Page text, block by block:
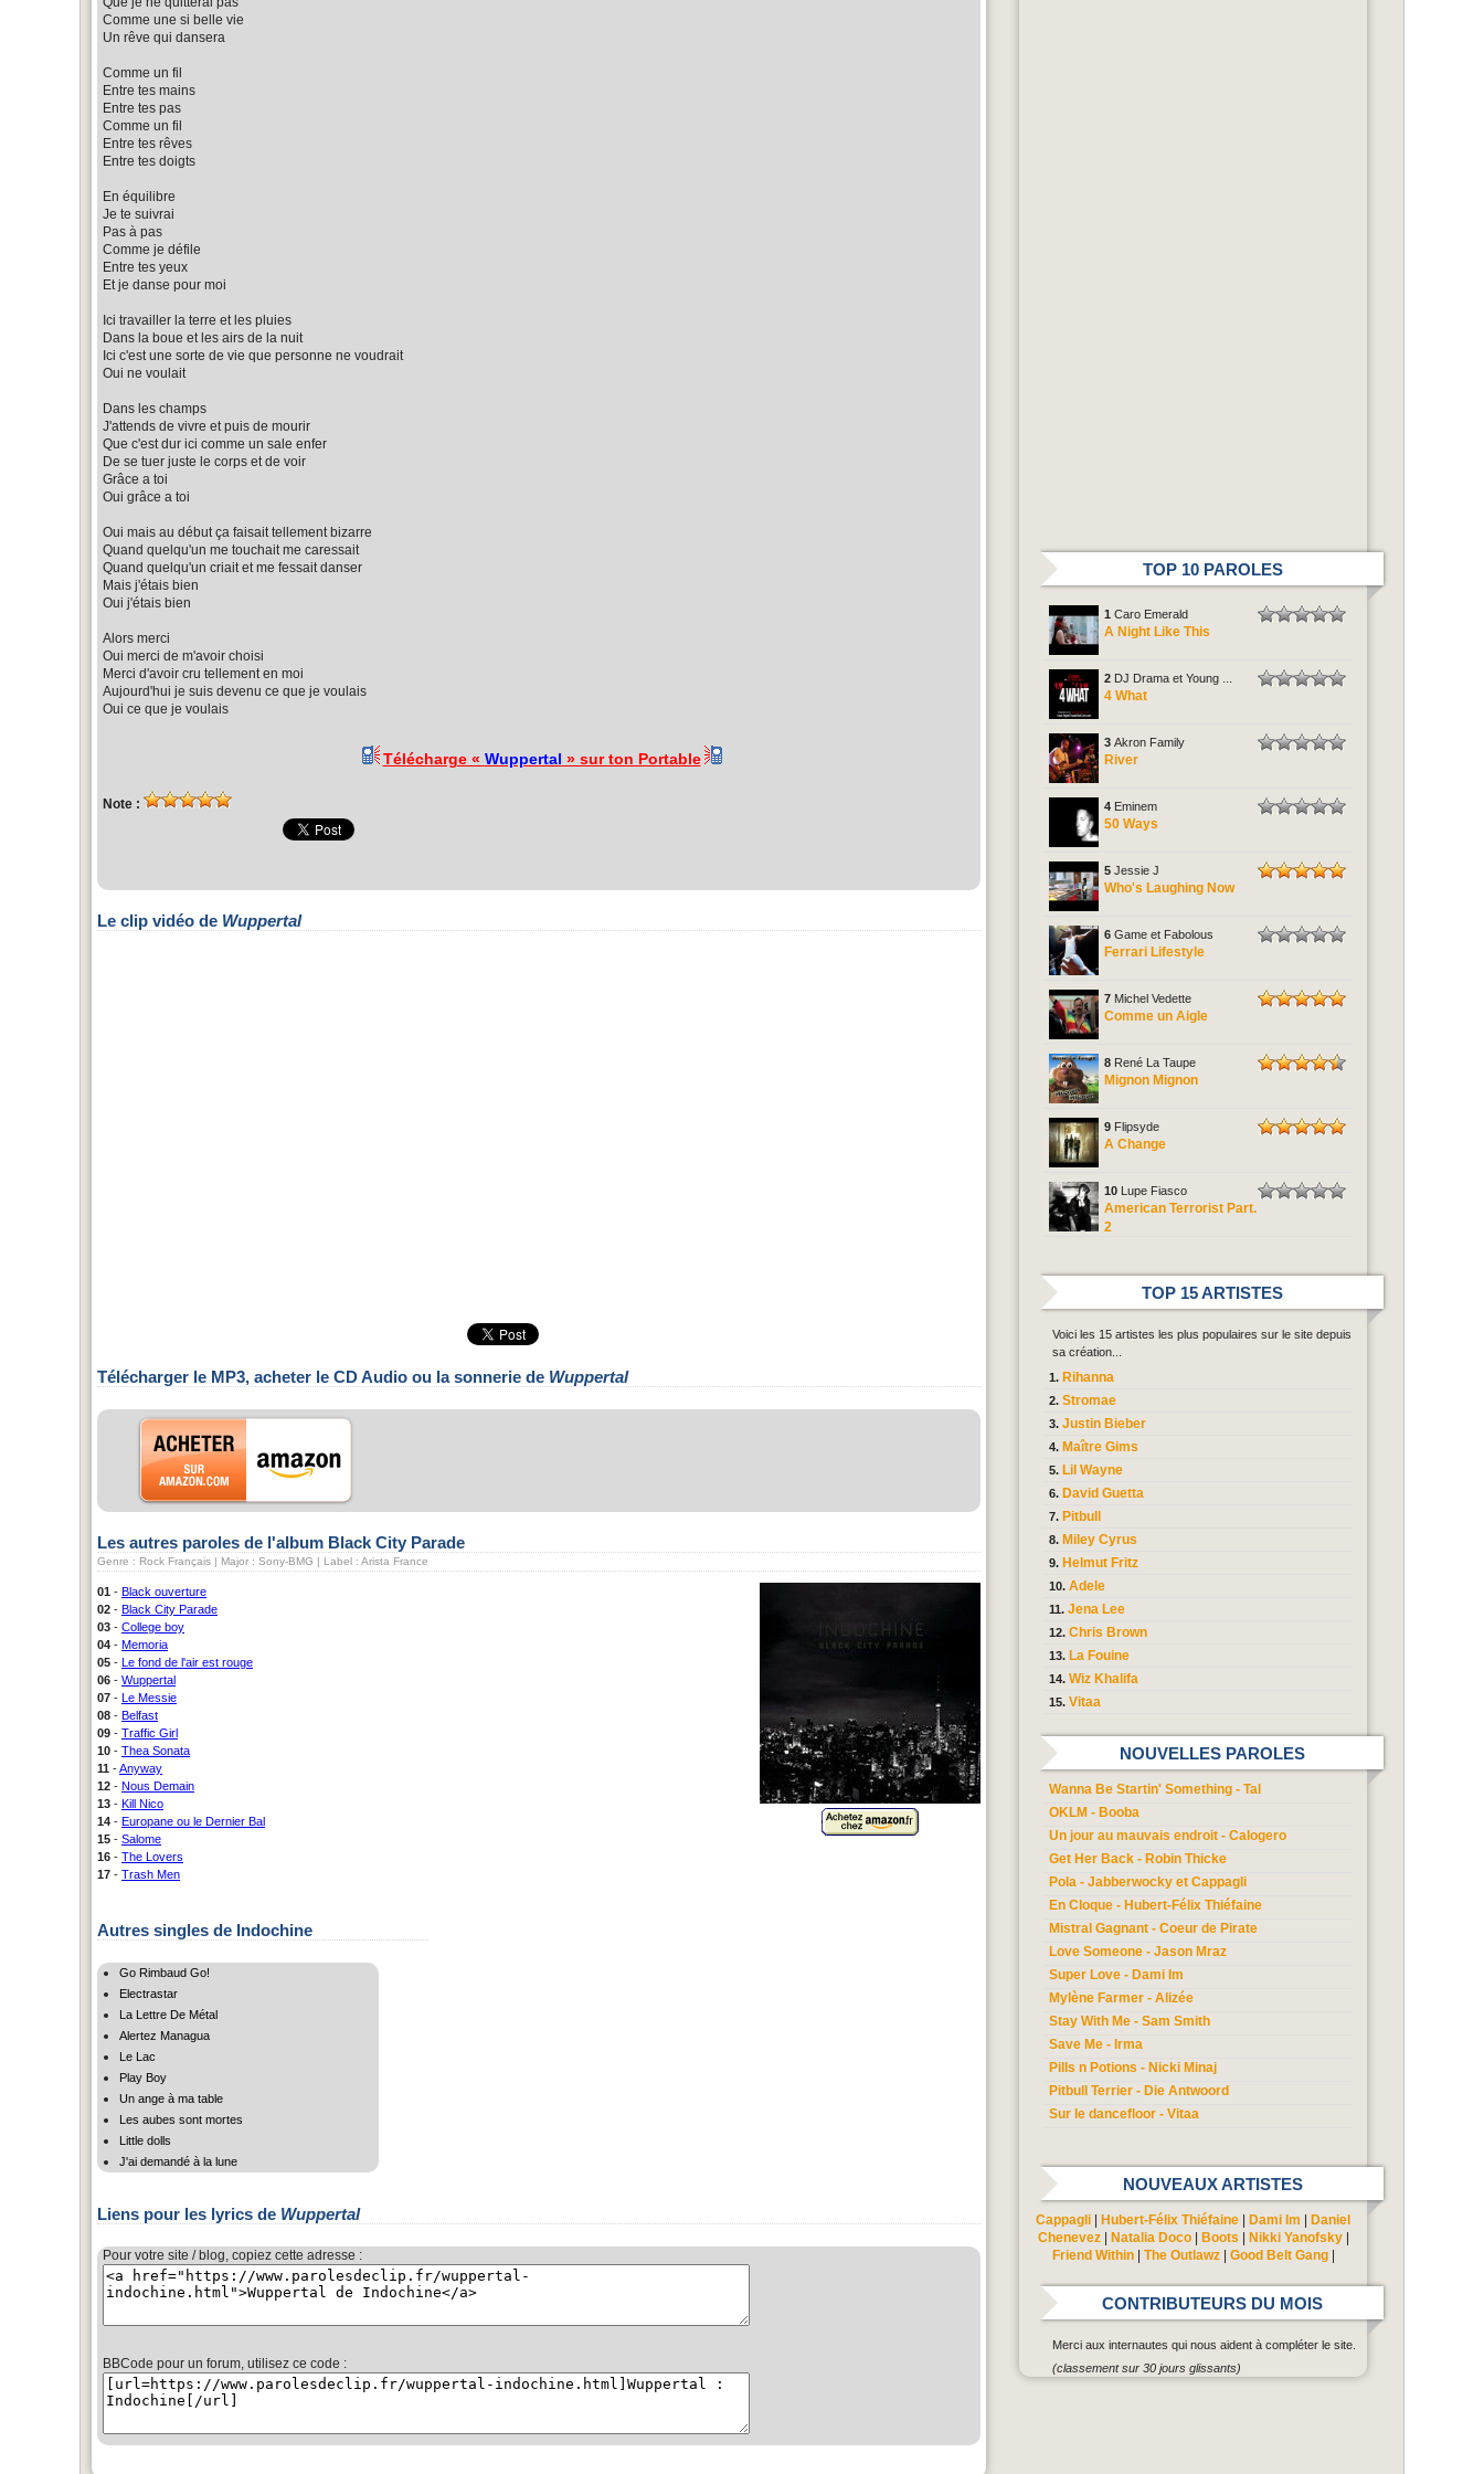
Comme une si belle vie
Un rêve qui dansera
Comme un fil
Entre tes mains
Entre tes pas
Comme un fil
Entre tes rêves
Entre tes doigts
En équilibre
Je te suivrai
Pas à pas
Comme je défile
Entre tes yeux
Et je danse pour moi
Ici travailler la terre et les pluies
Dans la boue et les airs de la nuit
Ici c'est une sorte de vie que personne ne voudrait
Oui ne voulait
Dans les champs
J'attends de vivre et puis de mourir
Que c'est dur ici comme un sale enfer
De se tuer juste le corps et de voir
Grâce a toi
Oui grâce a toi
Oui mais au début ça faisait tellement bizarre
Quand quelqu'un me touchait me caressait
Quand quelqu'un criait et me fessait danser
Mais j'étais bien
Oui j'étais bien
Alors merci
Oui merci de m'avoir choisi
Merci d'avoir cru tellement en moi
Aujourd'hui je suis devenu ce que je voulais
Oui ce que je voulais
Télécharge « Wuppertal » sur ton Portable
Note :
Le clip vidéo de Wuppertal
Télécharger le MP3, acheter le CD Audio ou la sonnerie de Wuppertal
Les autres paroles de l'album Black City Parade
Genre : Rock Français | Major : Sony-BMG | Label : Arista France
01 - Black ouverture
02 - Black City Parade
03 - College boy
04 - Memoria
05 - Le fond de l'air est rouge
06 - Wuppertal
07 - Le Messie
08 - Belfast
09 - Traffic Girl
10 - Thea Sonata
11 -Anyway
12 - Nous Demain
13 - Kill Nico
14 - Europane ou le Dernier Bal
15 - Salome
16 - The Lovers
17 - Trash Men
Autres singles de Indochine
Go Rimbaud Go!
Electrastar
La Lettre De Métal
Alertez Managua
Le Lac
Play Boy
Un ange à ma table
Les aubes sont mortes
Little dolls
J'ai demandé à la lune
Liens pour les lyrics de Wuppertal
Pour votre site / blog, copiez cette adresse :
BBCode pour un forum, utilisez ce code :
TOP 10 PAROLES
1 Caro Emerald
A Night Like This
2 DJ Drama et Young ...
4 What
3 Akron Family
River
4 Eminem
50 Ways
5 Jessie J
Who's Laughing Now
6 Game et Fabolous
Ferrari Lifestyle
7 Michel Vedette
Comme un Aigle
8 René La Taupe
Mignon Mignon
9 Flipsyde
A Change
10 Lupe Fiasco
American Terrorist Part.
2
TOP 15 ARTISTES
Voici les 15 artistes les plus populaires sur le site depuis
sa création...
Rihanna
Stromae
Justin Bieber
Maître Gims
Lil Wayne
David Guetta
Pitbull
Miley Cyrus
Helmut Fritz
Adele
Jena Lee
Chris Brown
La Fouine
Wiz Khalifa
Vitaa
NOUVELLES PAROLES
Wanna Be Startin' Something - Tal
OKLM - Booba
Un jour au mauvais endroit - Calogero
Get Her Back - Robin Thicke
Pola - Jabberwocky et Cappagli
En Cloque - Hubert-Félix Thiéfaine
Mistral Gagnant - Coeur de Pirate
Love Someone - Jason Mraz
Super Love - Dami Im
Mylène Farmer - Alizée
Stay With Me - Sam Smith
Save Me - Irma
Pills n Potions - Nicki Minaj
Pitbull Terrier - Die Antwoord
Sur le dancefloor - Vitaa
NOUVEAUX ARTISTES
Cappagli Hubert-Félix Thiéfaine Dami Im
Daniel
Chenevez| Natalia Doco| Boots Nikki Yanofsky|
Friend Within| The Outlawz| Good Belt Gang|
CONTRIBUTEURS DU MOIS
Merci aux internautes qui nous aident à compléter le site.
(classement sur 30 jours glissants)